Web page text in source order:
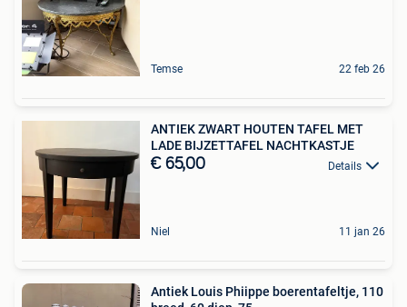
Temse 22 feb 26
ANTIEK ZWART HOUTEN TAFEL MET
LADE BIJZETTAFEL NACHTKASTJE
€ 65,00 Details
Niel 11 jan 26
Antiek Louis Phiippe boerentafeltje, 110